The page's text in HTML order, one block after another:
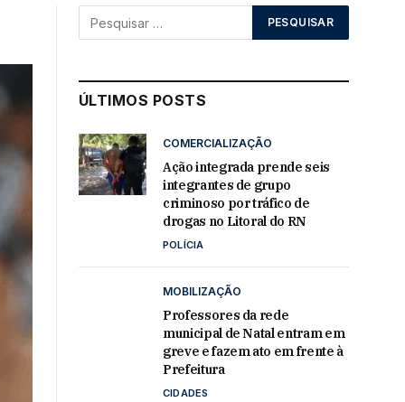
ÚLTIMOS POSTS
COMERCIALIZAÇÃO
Ação integrada prende seis
integrantes de grupo
criminoso por tráfico de
drogas no Litoral do RN
POLÍCIA
MOBILIZAÇÃO
Professores da rede
municipal de Natal entram em
greve e fazem ato em frente à
Prefeitura
CIDADES